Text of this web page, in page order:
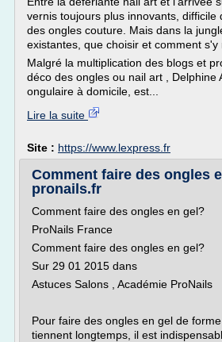
vernis toujours plus innovants, difficile
des ongles couture. Mais dans la
existantes, que choisir et comment s'y
Malgré la multiplication des blogs et
déco des ongles ou nail art , Delphine
ongulaire à domicile, est...
Lire la suite
Site : https://www.lexpress.fr
Comment faire des ongles
pronails.fr
Comment faire des ongles en gel?
ProNails France
Comment faire des ongles en gel?
Sur 29 01 2015 dans
Astuces Salons , Académie ProNails
Pour faire des ongles en gel de
tiennent longtemps, il est